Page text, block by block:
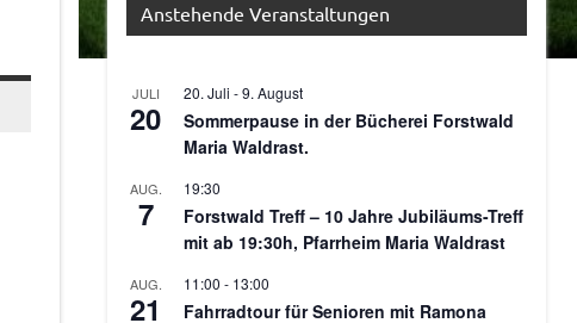
Anstehende Veranstaltungen
JULI
20
20. Juli -9. August
Sommerpause in der Bücherei Forstwald
Maria Waldrast.
AUG.
7
19:30
Forstwald Treff – 10 Jahre Jubiläums-Treff
mit ab 19:30h, Pfarrheim Maria Waldrast
AUG.
21
11:00 - 13:00
Fahrradtour für Senioren mit Ramona